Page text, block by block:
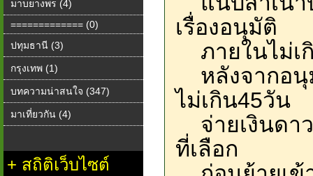
มาบยางพร (4)
============= (0)
ปทุมธานี (3)
กรุงเทพ (1)
บทความน่าสนใจ (347)
มาเที่ยวกัน (4)
+ สถิติเว็บไซต์
เรื่องอนุมัติ
ภายในไม่เ
หลังจากอนุ
ไม่เกิน45วัน
จ่ายเงินดา
ที่เลือก